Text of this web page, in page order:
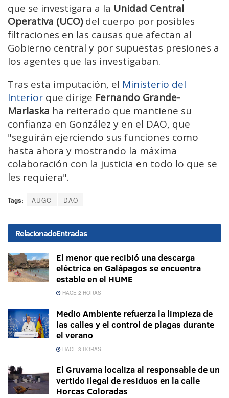
que se investigara a la Unidad Central
Operativa (UCO)del cuerpo por posibles
filtraciones en las causas que afectan al
Gobierno central y por supuestas presiones a
los agentes que las investigaban.
Tras esta imputación, el Ministerio del
Interior que dirige Fernando Grande-
Marlaska ha reiterado que mantiene su
confianza en González y en el DAO, que
"seguirán ejerciendo sus funciones como
hasta ahora y mostrando la máxima
colaboración con la justicia en todo lo que se
les requiera".
Tags: AUGC DAO
RelacionadoEntradas
El menor que recibió una descarga
eléctrica en Galápagos se encuentra
estable en el HUME
HACE 2 HORAS
Medio Ambiente refuerza la limpieza de
las calles y el control de plagas durante
el verano
HACE 3 HORAS
El Gruvama localiza al responsable de un
vertido ilegal de residuos en la calle
Horcas Coloradas